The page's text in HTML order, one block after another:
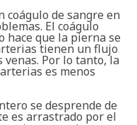
coágulo de sangre en
El coágulo
hace que la pierna se
tienen un flujo
Por lo tanto, la
es menos
se desprende de
es arrastrado por el